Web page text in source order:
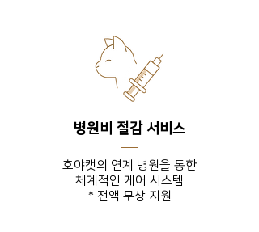
병원비 절감 서비스
호야캣의 연계 병원을 통한
체계적인 케어 시스템
* 전액 무상 지원